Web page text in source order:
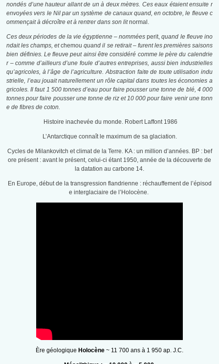
nondés d’une hauteur allant de un à deux mètres. Ces eaux étaient ensuite r
envoyées vers le Nil par un système de canaux quand, en octobre, le fleuve c
ommençait à décroître et à rentrer dans son litnormal.
Ces deux périodes de la vie égyptienne – nommées perit,quand le fleuve ino
ndait les champs, etchemouquand il se retirait – furent les premières saisons
bien définies. Le fleuve peut ainsi être considéré comme le père du calendrie
r – comme d’ailleurs d’une foule d’autres entreprises, aussi bien industrielles
qu’agricoles, à l’âge de l’agriculture. Abstraction faite de toute utilisation indu
strielle, l’eau jouait naturellement un rôle capital dans toutes les économies a
gricoles. Il faut 1 500 tonnes d’eau pour faire pousser une tonne de blé, 4 000
tonnes pour faire pousser une tonne de riz et 10 000 pour faire venir une tonn
e de fibres de coton.
Histoire inachevée du monde. Robert Laffont 1986
L’Antarctique connaît le maximum de sa glaciation.
Cycles de Milankovitch et climat de la Terre. KA : un million d’années. BP : bef
ore présent : avant le présent, celui-ci étant 1950, année de la découverte de
la datation au carbone 14.
En Europe, début de la transgression flandrienne : réchauffement de l’épisod
e interglaciaire de l’Holocène.
Ère géologique Holocène ~ 11 700 ans à 1 950 ap. J.C.